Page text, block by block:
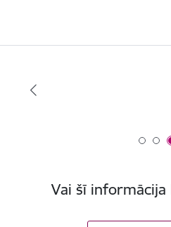
Vai šī informācija